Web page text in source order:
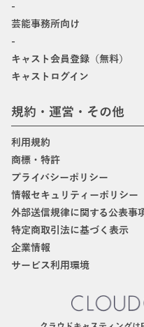
-
芸能事務所向け
-
キャスト会員登録（無料）
キャストログイン
規約・運営・その他
利用規約
商標・特許
プライバシーポリシー
情報セキュリティーポリシー
外部送信規律に関する公表事
特定商取引法に基づく表示
企業情報
サービス利用環境